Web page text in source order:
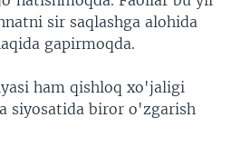
sir saqlashga alohida
gapirmoqda.
ham qishloq xo'jaligi
siyosatida biror o'zgarish